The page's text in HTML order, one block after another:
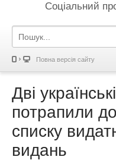
Соціальний
Повна версія сайту
Дві
потрапили
списку
видань